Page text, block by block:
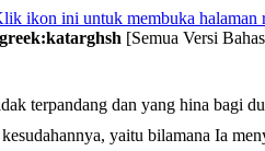
greek:katarghsh [Semua Versi
terpandang dan yang hina bagi
yaitu bilamana Ia